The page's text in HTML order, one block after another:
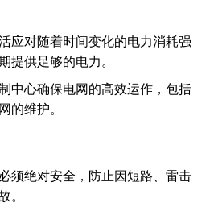
应对随着时间变化的电力消耗强
提供足够的电力。
中心确保电网的高效运作，包括
的维护。
须绝对安全，防止因短路、雷击
。